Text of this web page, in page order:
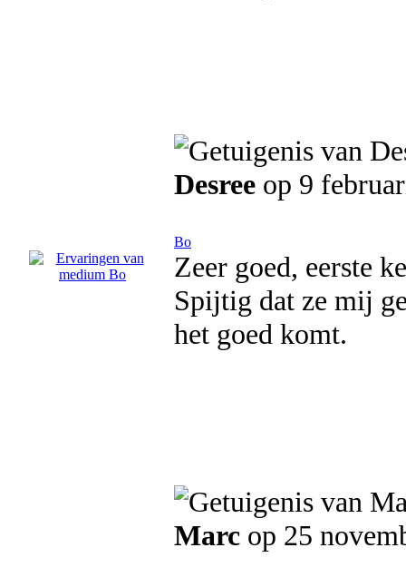
Desree op 9
Bo
Zeer goed, eerste
Spijtig dat ze mij
het goed komt.
Marc op 25